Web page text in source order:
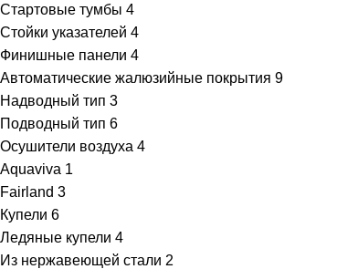
Стартовые тумбы 4
Стойки указателей 4
Финишные панели 4
Автоматические жалюзийные покрытия 9
Надводный тип 3
Подводный тип 6
Осушители воздуха 4
Aquaviva 1
Fairland 3
Купели 6
Ледяные купели 4
Из нержавеющей стали 2